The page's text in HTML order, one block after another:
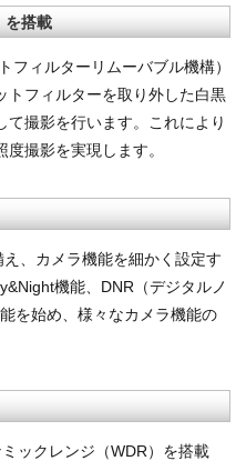
を搭載
フィルターリムーバブル機構）
トフィルターを取り外した白黒
撮影を行います。これにより
撮影を実現します。
、カメラ機能を細かく設定す
機能、DNR（デジタルノ
を始め、様々なカメラ機能の
ックレンジ（WDR）を搭載